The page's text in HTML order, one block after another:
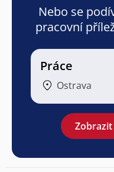
Nebo se
pracovní
Práce
Ostrava